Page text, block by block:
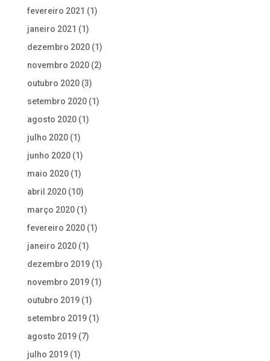
fevereiro 2021 (1)
janeiro 2021 (1)
dezembro 2020(1)
novembro 2020(2)
outubro 2020(3)
setembro 2020(1)
agosto 2020(1)
julho 2020(1)
junho 2020(1)
maio 2020(1)
abril 2020(10)
março 2020(1)
fevereiro 2020(1)
janeiro 2020(1)
dezembro 2019(1)
novembro 2019(1)
outubro 2019(1)
setembro 2019(1)
agosto 2019(7)
julho 2019(1)